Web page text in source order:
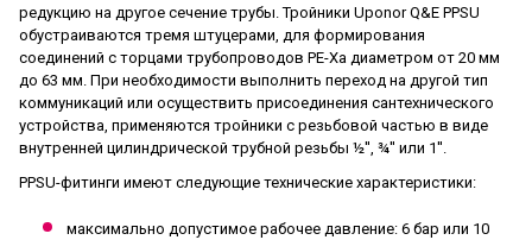
редукцию на другое сечение трубы. Тройники Uponor Q&E PPSU
обустраиваются тремя штуцерами, для формирования
соединений с торцами трубопроводов PE-Xa диаметром от 20 мм
до 63 мм. При необходимости выполнить переход на другой тип
коммуникаций или осуществить присоединения сантехнического
устройства, применяются тройники с резьбовой частью в виде
внутренней цилиндрической трубной резьбы ½'', ¾'' или 1''.
PPSU-фитинги имеют следующие технические характеристики:
максимально допустимое рабочее давление: 6 бар или 10